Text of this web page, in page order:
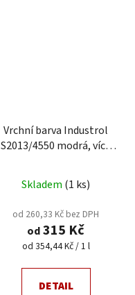
Vrchní barva Industrol
S2013/4550 modrá, více
Skladem (1 ks)
od 260,33 Kč bez DPH
od315 Kč
Měrná
od 354,44 Kč / 1 l
DETAIL